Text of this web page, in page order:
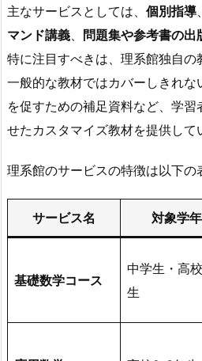
主なサービスとしては、 個別指導
マンド講義
問題集や参考書の出
特に注目すべきは、理系館独自の
一般的な教材ではカバーしきれ
を促すための補足資料など、学
せたカスタマイズ教材を提供して
理系館のサービスの特徴は以下の
サービス名 対象学年
基礎数学コース
中学生・高
生